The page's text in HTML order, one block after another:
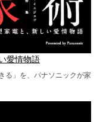
愛情物語
る」を、パナソニックが家